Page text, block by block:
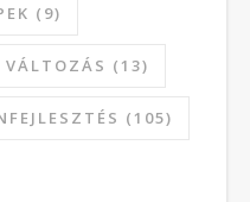
(9)
VÁLTOZÁS (13)
(105)